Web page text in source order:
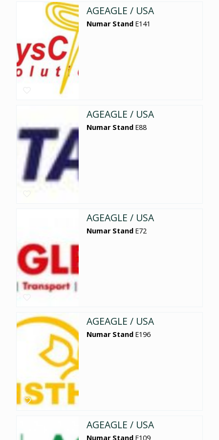
AGEAGLE / USA
Numar Stand E141
AGEAGLE / USA
Numar Stand E88
AGEAGLE / USA
Numar Stand E72
AGEAGLE / USA
Numar Stand E196
AGEAGLE / USA
Numar Stand E109